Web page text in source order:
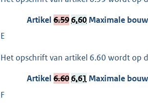
Artikel 6.596.60 Maximale
E
Het opschrift van artikel 6.60 wordt op
Artikel 6.606.61 Maximale
F